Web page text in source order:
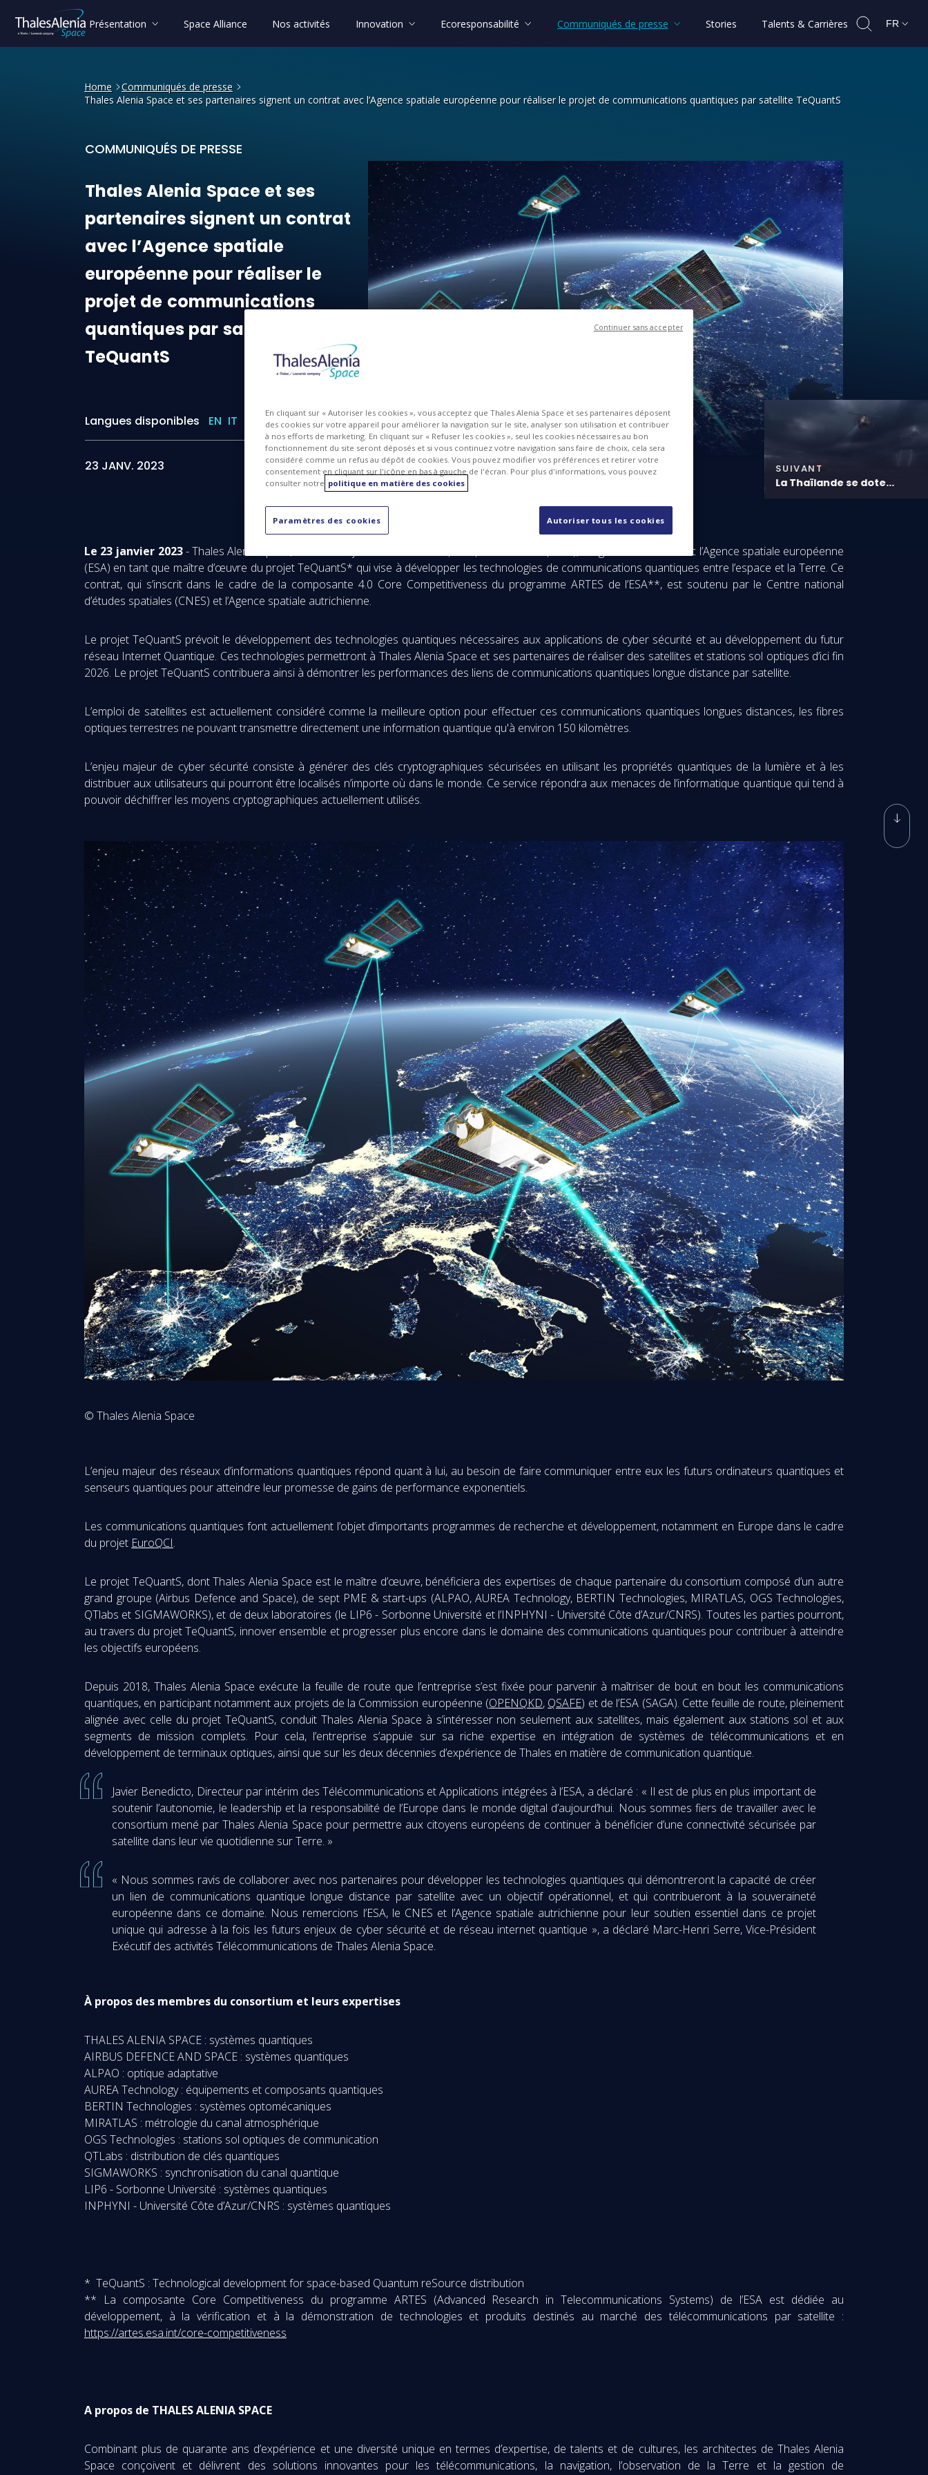
Présentation Space Alliance Nos activités Innovation Ecoresponsabilité Communiqués de presse Stories Talents & Carrières FR
Home
Communiqués de presse
Thales Alenia Space et ses partenaires signent un contrat avec l’Agence spatiale européenne pour réaliser le projet de communications quantiques par satellite TeQuantS
COMMUNIQUÉS DE PRESSE
Thales Alenia Space et ses partenaires signent un contrat avec l’Agence spatiale européenne pour
ThalesAlenia Space et ses
partenairessignent un contrat
avec l’Agence spatiale
européenne pour réaliser le
projet de communications
quantiques par satellite
TeQuantS
Langues disponibles EN IT IMG PDF
23 JANV. 2023 SUIVANT
La Thaïlande se dote...
Le 23 janvier 2023- Thales Alenia Space, société conjointe entre Thales (67 %) et Leonardo (33 %), a signé un contrat avec l’Agence spatiale européenne
(ESA) en tant que maître d’œuvre du projet TeQuantS* qui vise à développer les technologies de communications quantiques entre l’espace et la Terre. Ce
contrat, qui s’inscrit dans le cadre de la composante 4.0 Core Competitiveness du programme ARTES de l’ESA**, est soutenu par le Centre national
d’études spatiales (CNES) et l’Agence spatiale autrichienne.
Le projet TeQuantS prévoit le développement des technologies quantiques nécessaires aux applications de cyber sécurité et au développement du futur
réseau Internet Quantique. Ces technologies permettront à Thales Alenia Space et ses partenaires de réaliser des satellites et stations sol optiques d’ici fin
2026. Le projet TeQuantS contribuera ainsi à démontrer les performances des liens de communications quantiques longue distance par satellite.
L’emploi de satellites est actuellement considéré comme la meilleure option pour effectuer ces communications quantiques longues distances, les fibres
optiques terrestres ne pouvant transmettre directement une information quantique qu'à environ 150 kilomètres.
L’enjeu majeur de cyber sécurité consiste à générer des clés cryptographiques sécurisées en utilisant les propriétés quantiques de la lumière et à les
distribuer aux utilisateurs qui pourront être localisés n’importe où dans le monde. Ce service répondra aux menaces de l’informatique quantique qui tend à
pouvoir déchiffrer les moyens cryptographiques actuellement utilisés.
© Thales Alenia Space
L’enjeu majeur des réseaux d’informations quantiques répond quant à lui, au besoin de faire communiquer entre eux les futurs ordinateurs quantiques et
senseurs quantiques pour atteindre leur promesse de gains de performance exponentiels.
Les communications quantiques font actuellement l’objet d’importants programmes de recherche et développement, notamment en Europe dans le cadre
du projet EuroQCI.
Le projet TeQuantS, dont Thales Alenia Space est le maître d’œuvre, bénéficiera des expertises de chaque partenaire du consortium composé d’un autre
grand groupe (Airbus Defence and Space), de sept PME & start-ups (ALPAO, AUREA Technology, BERTIN Technologies, MIRATLAS, OGS Technologies,
QTlabs et SIGMAWORKS), et de deux laboratoires (le LIP6 - Sorbonne Université et l’INPHYNI - Université Côte d’Azur/CNRS). Toutes les parties pourront,
au travers du projet TeQuantS, innover ensemble et progresser plus encore dans le domaine des communications quantiques pour contribuer à atteindre
les objectifs européens.
Depuis 2018, Thales Alenia Space exécute la feuille de route que l’entreprise s’est fixée pour parvenir à maîtriser de bout en bout les communications
quantiques, en participant notamment aux projets de la Commission européenne (OPENQKD, QSAFE) et de l’ESA (SAGA). Cette feuille de route, pleinement
alignée avec celle du projet TeQuantS, conduit Thales Alenia Space à s’intéresser non seulement aux satellites, mais également aux stations sol et aux
segments de mission complets. Pour cela, l’entreprise s’appuie sur sa riche expertise en intégration de systèmes de télécommunications et en
développement de terminaux optiques, ainsi que sur les deux décennies d’expérience de Thales en matière de communication quantique.
Javier Benedicto, Directeur par intérim des Télécommunications et Applications intégrées à l’ESA, a déclaré : « Il est de plus en plus important de
soutenir l’autonomie, le leadership et la responsabilité de l’Europe dans le monde digital d’aujourd’hui. Nous sommes fiers de travailler avec le
consortium mené par Thales Alenia Space pour permettre aux citoyens européens de continuer à bénéficier d’une connectivité sécurisée par
satellite dans leur vie quotidienne sur Terre. »
« Nous sommes ravis de collaborer avec nos partenaires pour développer les technologies quantiques qui démontreront la capacité de créer
un lien de communications quantique longue distance par satellite avec un objectif opérationnel, et qui contribueront à la souveraineté
européenne dans ce domaine. Nous remercions l’ESA, le CNES et l’Agence spatiale autrichienne pour leur soutien essentiel dans ce projet
unique qui adresse à la fois les futurs enjeux de cyber sécurité et de réseau internet quantique », a déclaré Marc-Henri Serre, Vice-Président
Exécutif des activités Télécommunications de Thales Alenia Space.
À propos des membres du consortium et leurs expertises
THALES ALENIA SPACE : systèmes quantiques
AIRBUS DEFENCE AND SPACE : systèmes quantiques
ALPAO : optique adaptative
AUREA Technology : équipements et composants quantiques
BERTIN Technologies : systèmes optomécaniques
MIRATLAS : métrologie du canal atmosphérique
OGS Technologies : stations sol optiques de communication
QTLabs : distribution de clés quantiques
SIGMAWORKS : synchronisation du canal quantique
LIP6 - Sorbonne Université : systèmes quantiques
INPHYNI - Université Côte d’Azur/CNRS : systèmes quantiques
* TeQuantS : Technological development for space-based Quantum reSource distribution
** La composante Core Competitiveness du programme ARTES (Advanced Research in Telecommunications Systems) de l’ESA est dédiée au
développement, à la vérification et à la démonstration de technologies et produits destinés au marché des télécommunications par satellite :
https://artes.esa.int/core-competitiveness
A propos de THALES ALENIA SPACE
Combinant plus de quarante ans d’expérience et une diversité unique en termes d’expertise, de talents et de cultures, les architectes de Thales Alenia
Space conçoivent et délivrent des solutions innovantes pour les télécommunications, la navigation, l’observation de la Terre et la gestion de
En cliquant sur « Autoriser les cookies », vous acceptez que Thales Alenia Space et ses partenaires déposent
des cookies sur votre appareil pour améliorer la navigation sur le site, analyser son utilisation et contribuer
à nos efforts de marketing. En cliquant sur « Refuser les cookies », seul les cookies nécessaires au bon
fonctionnement du site seront déposés et si vous continuez votre navigation sans faire de choix, cela sera
considéré comme un refus au dépôt de cookies. Vous pouvez modifier vos préférences et retirer votre
consentement en cliquant sur l'icône en bas à gauche de l'écran. Pour plus d'informations, vous pouvez
consulter notre politique en matière des cookies
Paramètres des cookies Autoriser tous les cookies
Continuer sans accepter